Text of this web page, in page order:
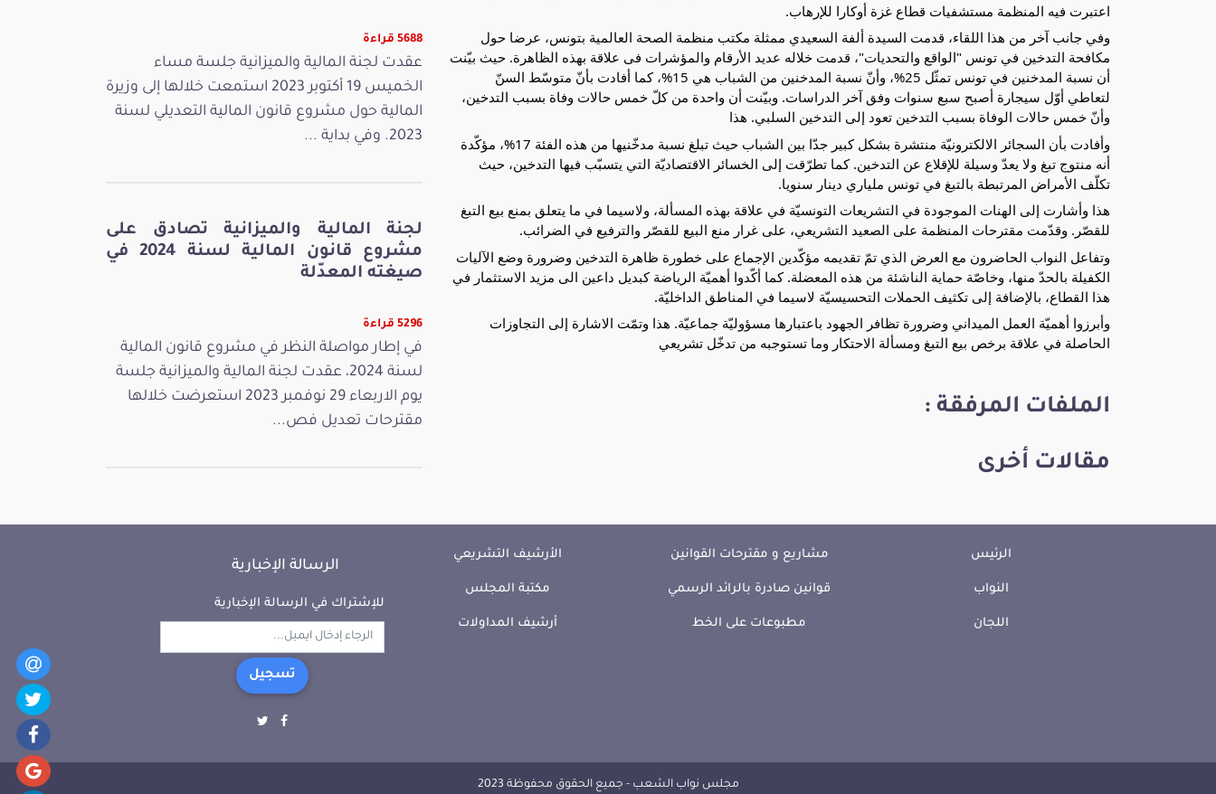
اعتبرت فيه المنظمة مستشفيات قطاع غزة أوكارا للإرهاب.
وأنّ خمس حالات الوفاة بسبب التدخين تعود إلى التدخين السلبي. هذا
تكلّف الأمراض المرتبطة بالتبغ في تونس ملياري دينار سنويا.
للقصّر. وقدّمت مقترحات المنظمة على الصعيد التشريعي، على غرار منع البيع للقصّر والترفيع في الضرائب.
هذا القطاع، بالإضافة إلى تكثيف الحملات التحسيسيّة لاسيما في المناطق الداخليّة.
الحاصلة في علاقة برخص بيع التبغ ومسألة الاحتكار وما تستوجبه من تدخّل تشريعي
الملفات المرفقة :
مقالات أخرى
5688 قراءة
عقدت لجنة المالية والميزانية جلسة مساء
الخميس 19 أكتوبر 2023 استمعت خلالها إلى وزيرة
المالية حول مشروع قانون المالية التعديلي لسنة
2023. وفي بداية ...
لجنة المالية والميزانية تصادق على
مشروع قانون المالية لسنة 2024 في
صيغته المعدّلة
5296 قراءة
في إطار مواصلة النظر في مشروع قانون المالية
لسنة 2024، عقدت لجنة المالية والميزانية جلسة
يوم الاربعاء 29 نوفمبر 2023 استعرضت خلالها
مقترحات تعديل فص...
الرئيس
النواب
اللجان
مشاريع و مقترحات القوانين
قوانين صادرة بالرائد الرسمي
مطبوعات على الخط
الأرشيف التشريعي
مكتبة المجلس
أرشيف المداولات
الرسالة الإخبارية
للإشتراك في الرسالة الإخبارية
تسجيل
مجلس نواب الشعب - جميع الحقوق محفوظة 2023